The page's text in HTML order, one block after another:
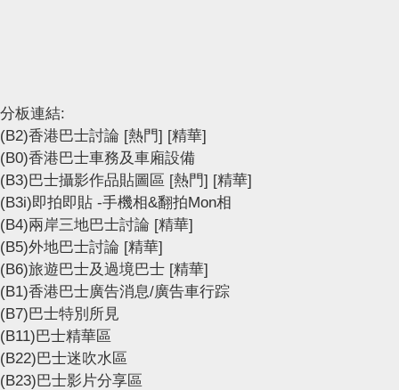
分板連結:
(B2)香港巴士討論 [熱門] [精華]
(B0)香港巴士車務及車廂設備
(B3)巴士攝影作品貼圖區 [熱門] [精華]
(B3i)即拍即貼 -手機相&翻拍Mon相
(B4)兩岸三地巴士討論 [精華]
(B5)外地巴士討論 [精華]
(B6)旅遊巴士及過境巴士 [精華]
(B1)香港巴士廣告消息/廣告車行踪
(B7)巴士特別所見
(B11)巴士精華區
(B22)巴士迷吹水區
(B23)巴士影片分享區